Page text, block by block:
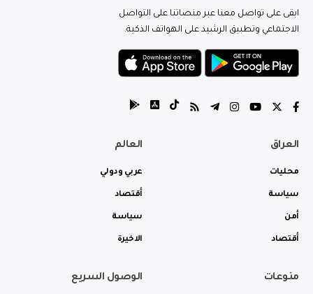
ابقى على تواصل معنا عبر منصاتنا على التواصل
الاجتماعي وتطبيق الرشيد على الهواتف الذكية.
العراق
محليات
سياسة
أمن
أقتصاد
العالم
عربي ودولي
أقتصاد
سياسة
الاخيرة
منوعات الوصول السريع